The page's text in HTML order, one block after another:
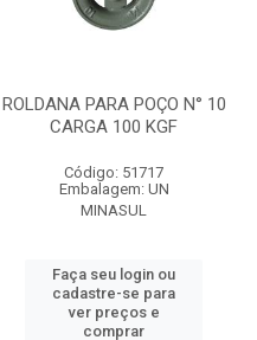
ROLDANA PARA POÇO N° 10
CARGA 100 KGF
Código: 51717
Embalagem: UN
MINASUL
Faça seu login ou
cadastre-se para
ver preços e
comprar